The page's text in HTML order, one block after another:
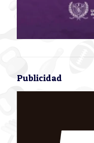
Publicidad